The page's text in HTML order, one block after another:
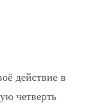
действие в
четверть